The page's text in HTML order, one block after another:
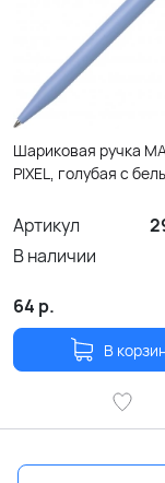
Шариковая ручка
PIXEL, голубая с
Артикул
В наличии
64 р.
В